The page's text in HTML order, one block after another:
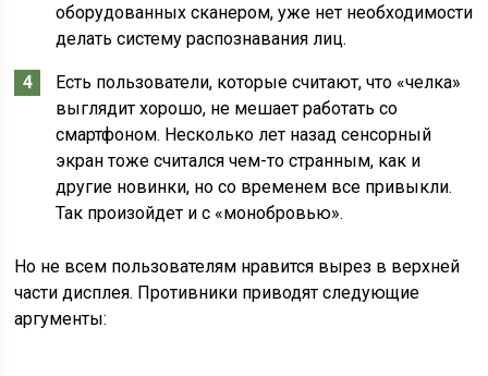
оборудованных сканером, уже нет необходимости
делать систему распознавания лиц.
Есть пользователи, которые считают, что «челка»
выглядит хорошо, не мешает работать со
смартфоном. Несколько лет назад сенсорный
экран тоже считался чем-то странным, как и
другие новинки, но со временем все привыкли.
Так произойдет и с «монобровью».
Но не всем пользователям нравится вырез в верхней
части дисплея. Противники приводят следующие
аргументы: